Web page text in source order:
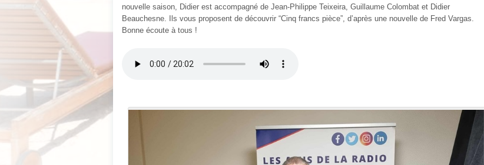
nouvelle saison, Didier est accompagné de Jean-Philippe Teixeira, Guillaume Colombat et Didier
Beauchesne. Ils vous proposent de découvrir “Cinq francs pièce”, d’après une nouvelle de Fred Vargas.
Bonne écoute à tous !